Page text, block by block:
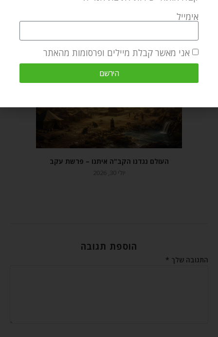
מאמר הבא
מאמרים קשורים
העולם נגדנו הקב"ה איתנו – פרשת עקב
יולי 30, 2026
הוספת תגובה
התגובה שלך *
אימייל
אני מאשר קבלת מיילים ופרסומות מהאתר
הירשם